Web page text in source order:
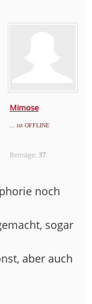
Mimose
... ist OFFLINE
Beiträge:37
noch
sogar
aber auch